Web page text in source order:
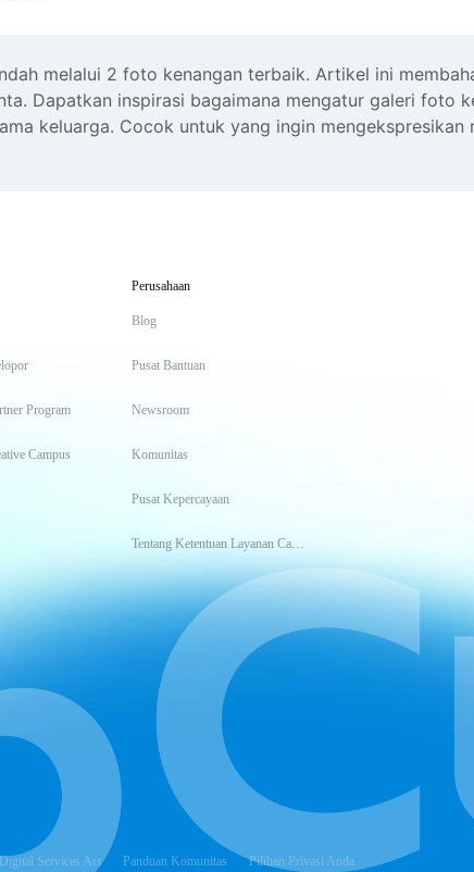
melalui 2 foto kenangan terbaik. Artikel ini
Dapatkan inspirasi bagaimana mengatur galeri foto
keluarga. Cocok untuk yang ingin mengekspresikan
Program
Campus
Perusahaan
Blog
Pusat Bantuan
Newsroom
Komunitas
Pusat Kepercayaan
Tentang Ketentuan Layanan CapCut
Digital Services Act Panduan Komunitas Pilihan Privasi Anda